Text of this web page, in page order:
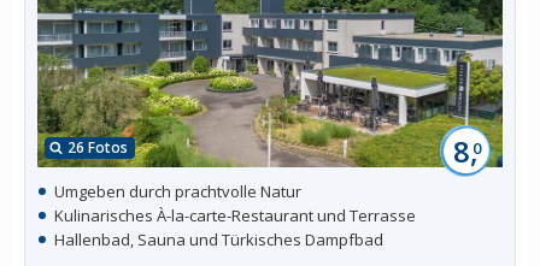
26 Fotos 8,0
Umgeben durch prachtvolle Natur
Kulinarisches À-la-carte-Restaurant und Terrasse
Hallenbad, Sauna und Türkisches Dampfbad